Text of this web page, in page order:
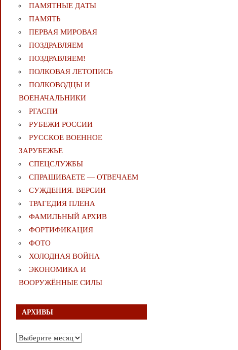
ПАМЯТНЫЕ ДАТЫ
ПАМЯТЬ
ПЕРВАЯ МИРОВАЯ
ПОЗДРАВЛЯЕМ
ПОЗДРАВЛЯЕМ!
ПОЛКОВАЯ ЛЕТОПИСЬ
ПОЛКОВОДЦЫ И
ВОЕНАЧАЛЬНИКИ
РГАСПИ
РУБЕЖИ РОССИИ
РУССКОЕ ВОЕННОЕ
ЗАРУБЕЖЬЕ
СПЕЦСЛУЖБЫ
СПРАШИВАЕТЕ — ОТВЕЧАЕМ
СУЖДЕНИЯ. ВЕРСИИ
ТРАГЕДИЯ ПЛЕНА
ФАМИЛЬНЫЙ АРХИВ
ФОРТИФИКАЦИЯ
ФОТО
ХОЛОДНАЯ ВОЙНА
ЭКОНОМИКА И
ВООРУЖЁННЫЕ СИЛЫ
АРХИВЫ
Архивы